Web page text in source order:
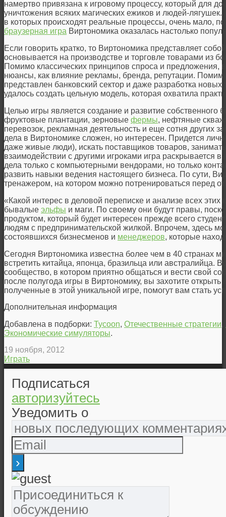
намертво привязана к игровому процессу, который для
уничтожения всяких магических ежиков и людей-
в которых происходят реальные процессы, очень мало,
браузерная игра Виртономика оказалась настолько
Если говорить кратко, то Виртономика представляет
основывается на производстве и торговле товарами из
Помимо классических принципов спроса и предложения,
нюансы, как влияние рекламы, бренда, репутации.
представлен банковский сектор и даже разработка
удалось создать цельную модель, которая охватила
Целью игры является создание и развитие собственного
фруктовые плантации, зерновые фермы, нефтяные
перевозок, рекламная деятельность и еще сотня других
дела в Виртономике сложен, но интересен. Придется
даже живые люди), искать поставщиков товаров,
взаимодействии с другими игроками игра раскрывается
дела только с компьютерными вендорами, но только
развить навыки ведения настоящего бизнеса. По сути,
тренажером, на котором можно потренироваться перед
«Какой интерес в деловой переписке и анализе всех
бывалые эльфы и маги. По своему они будут правы,
продуктом, который будет интересен прежде всего
людям с предпринимательской жилкой. Впрочем, здесь
состоявшихся бизнесменов и менеджеров, которые
Сегодня Виртономика известна более чем в 40 странах
встретить китайца, японца, бразильца или австралийца.
сообщество, в котором приятно общаться и вести свой
после полугода игры в Виртономику, вы захотите открыть
полученные в этой уникальной игре, помогут вам стать
Дополнительная информация
Добавлена в подборки: Tycoon, Отечественные стратегии
Экономические симуляторы.
19 ноября, 2012
Играть
Подписаться
авторизуйтесь
Уведомить о